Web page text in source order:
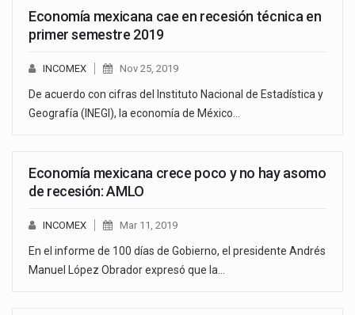
Economía mexicana cae en recesión técnica en
primer semestre 2019
INCOMEX Nov 25, 2019
De acuerdo con cifras del Instituto Nacional de Estadística y
Geografía (INEGI), la economía de México…
Economía mexicana crece poco y no hay asomo
de recesión: AMLO
INCOMEX Mar 11, 2019
En el informe de 100 días de Gobierno, el presidente Andrés
Manuel López Obrador expresó que la…